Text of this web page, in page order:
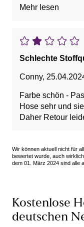
halbwegs große
Mehr lesen
Schlechte
Conny,
Farbe schön -
Hose sehr und
Daher
Wir können aktuell nicht für
bewertet wurde, auch
dem 01. März 2024 sind alle
Kostenlose
deutschen